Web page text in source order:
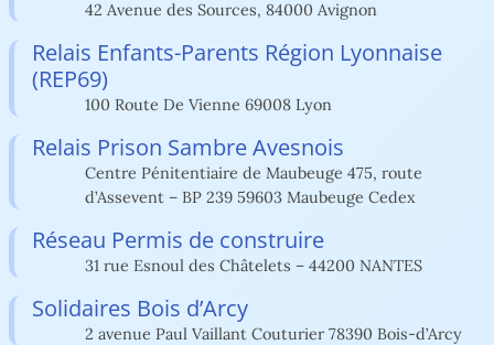
42 Avenue des Sources, 84000 Avignon
Relais Enfants-Parents Région Lyonnaise
(REP69)
100 Route De Vienne 69008 Lyon
Relais Prison Sambre Avesnois
Centre Pénitentiaire de Maubeuge 475, route
d’Assevent – BP 239 59603 Maubeuge Cedex
Réseau Permis de construire
31 rue Esnoul des Châtelets – 44200 NANTES
Solidaires Bois d’Arcy
2 avenue Paul Vaillant Couturier 78390 Bois-d’Arcy